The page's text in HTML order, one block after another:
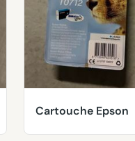
Cartouche Epson